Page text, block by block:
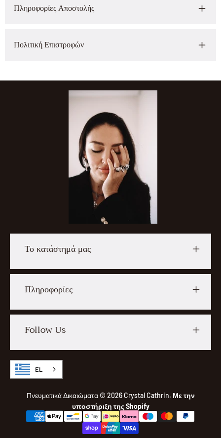
Πληροφορίες Αποστολής
Πολιτική Επιστροφών
Το κατάστημά μας
Πληροφορίες
Follow Us
EL
Πνευματικά Δικαιώματα © 2026Crystal Cathrin. Με την
υποστήριξη της Shopify
Τρόποι
Πληρωμής